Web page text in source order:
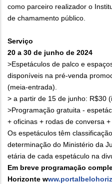
como parceiro realizador o
de chamamento público.
Serviço
20 a 30 de junho de 2024
>Espetáculos de palco e
disponíveis na pré-venda
(meia-entrada).
> a partir de 15 de junho: R$30
>Programação gratuita -
+ oficinas + rodas de conversa
Os espetáculos têm
determinação do Ministério da
etária de cada espetáculo na
Em breve programação
Horizonte w